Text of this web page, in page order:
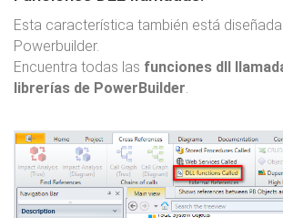
Esta característica también está
Powerbuilder.
Encuentra todas las funciones dll
librerías de PowerBuilder